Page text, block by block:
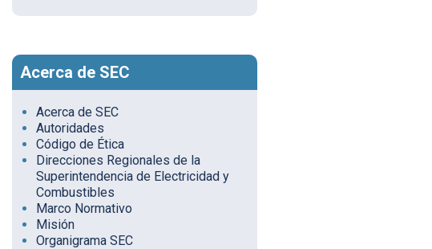
Acerca de SEC
Acerca de SEC
Autoridades
Código de Ética
Direcciones Regionales de la
Superintendencia de Electricidad y
Combustibles
Marco Normativo
Misión
Organigrama SEC